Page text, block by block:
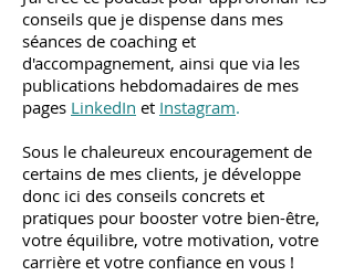
conseils que je dispense dans mes
séances de coaching et
d'accompagnement, ainsi que via les
publications hebdomadaires de mes
pages LinkedIn et Instagram.
Sous le chaleureux encouragement de
certains de mes clients, je développe
donc ici des conseils concrets et
pratiques pour booster votre bien-être,
votre équilibre, votre motivation, votre
carrière et votre confiance en vous !